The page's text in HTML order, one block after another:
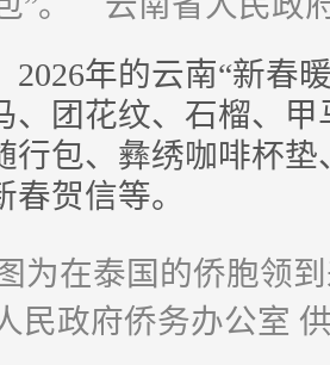
年的云南“新春暖
、团花纹、石榴、
行包、彝绣咖啡杯
春贺信等。
为在泰国的侨胞领
民政府侨务办公室